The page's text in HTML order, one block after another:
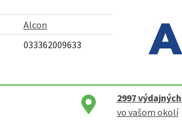
Alcon
033362009633
2997
vo vašom okolí